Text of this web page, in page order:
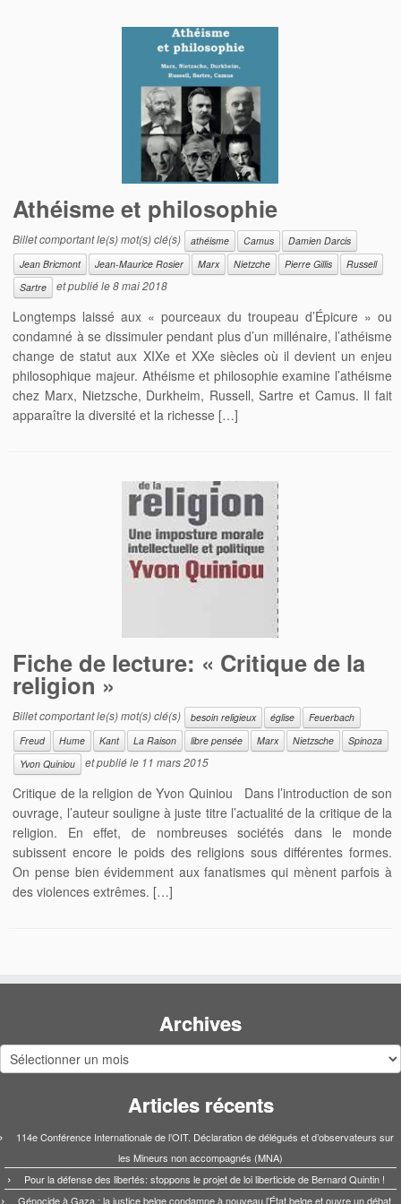
Athéisme et philosophie
Billet comportant le(s) mot(s) clé(s) athéisme Camus
Damien Darcis
Jean Bricmont
Jean-Maurice Rosier Marx Nietzche Pierre Gillis
Russell
Sartre
et publié le8 mai 2018
Longtemps laissé aux « pourceaux du troupeau d’Épicure » ou
condamné à se dissimuler pendant plus d’un millénaire, l’athéisme
change de statut aux XIXe et XXe siècles où il devient un enjeu
philosophique majeur. Athéisme et philosophie examine l’athéisme
chez Marx, Nietzsche, Durkheim, Russell, Sartre et Camus. Il fait
apparaître la diversité et la richesse […]
Fiche de lecture: « Critique de la
religion »
Billet comportant le(s) mot(s) clé(s) besoin religieux église
Feuerbach
Freud
Hume Kant La Raison libre pensée Marx Nietzsche
Spinoza
Yvon Quiniou
et publié le 11 mars 2015
Critique de la religion de Yvon Quiniou Dans l’introduction de son
ouvrage, l’auteur souligne à juste titre l’actualité de la critique de la
religion. En effet, de nombreuses sociétés dans le monde
subissent encore le poids des religions sous différentes formes.
On pense bien évidemment aux fanatismes qui mènent parfois à
des violences extrêmes. […]
Archives
Archives
Articles récents
114e Conférence Internationale de l’OIT. Déclaration de délégués et d’observateurs sur
les Mineurs non accompagnés (MNA)
Pour la défense des libertés: stoppons le projet de loi liberticide de Bernard Quintin !
Génocide à Gaza : la justice belge condamne à nouveau l’État belge et ouvre un débat